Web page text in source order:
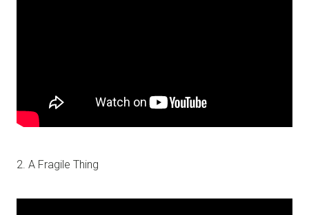
2. A Fragile Thing